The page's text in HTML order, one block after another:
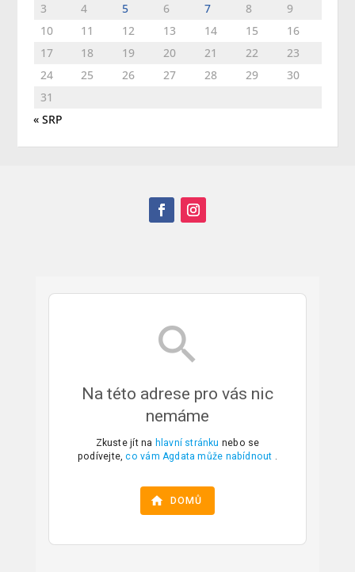
3
4 5 6 7 8
9
10
11 12 13 14 15
16
17
18 19 20 21 22
23
24
25 26 27 28 29
30
31
« SRP